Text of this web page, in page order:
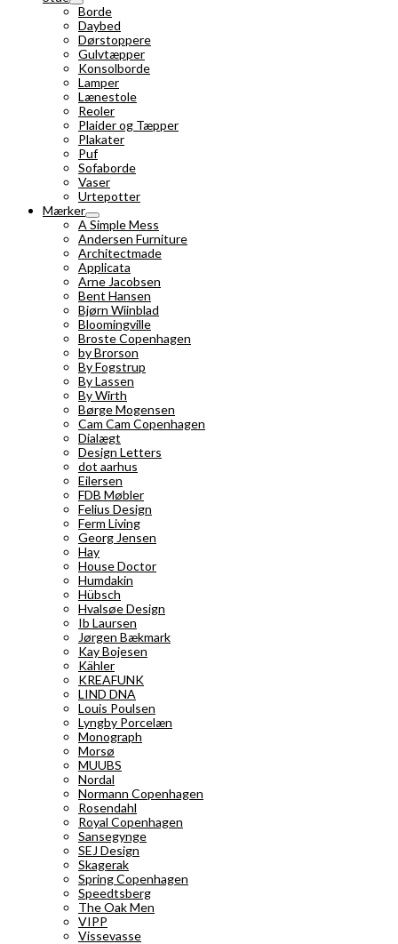
Borde
Daybed
Dørstoppere
Gulvtæpper
Konsolborde
Lamper
Lænestole
Reoler
Plaider og Tæpper
Plakater
Puf
Sofaborde
Vaser
Urtepotter
Mærker
A Simple Mess
Andersen Furniture
Architectmade
Applicata
Arne Jacobsen
Bent Hansen
Bjørn Wiinblad
Bloomingville
Broste Copenhagen
by Brorson
By Fogstrup
By Lassen
By Wirth
Børge Mogensen
Cam Cam Copenhagen
Dialægt
Design Letters
dot aarhus
Eilersen
FDB Møbler
Felius Design
Ferm Living
Georg Jensen
Hay
House Doctor
Humdakin
Hübsch
Hvalsøe Design
Ib Laursen
Jørgen Bækmark
Kay Bojesen
Kähler
KREAFUNK
LIND DNA
Louis Poulsen
Lyngby Porcelæn
Monograph
Morsø
MUUBS
Nordal
Normann Copenhagen
Rosendahl
Royal Copenhagen
Sansegynge
SEJ Design
Skagerak
Spring Copenhagen
Speedtsberg
The Oak Men
VIPP
Vissevasse